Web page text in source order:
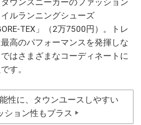
ルランニングシューズ
TEX」（2万7500円）。トレ
高のパフォーマンスを発揮しな
はさまざまなコーディネートに
す。
性に、タウンユースしやすい
ション性もプラス
▶